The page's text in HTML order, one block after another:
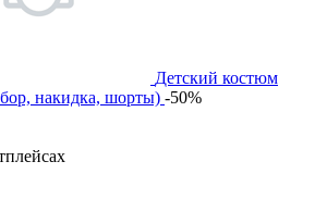
Детский костюм
накидка, шорты) -50%